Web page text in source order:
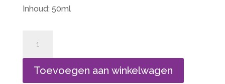
Inhoud: 50ml
Toevoegen aan winkelwagen